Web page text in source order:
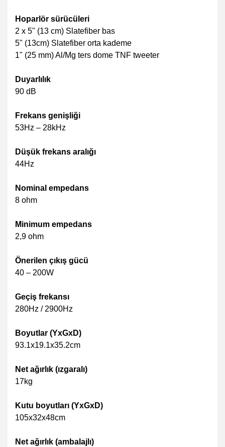
Hoparlör sürücüleri
2 x 5" (13 cm) Slatefiber bas
5" (13cm) Slatefiber orta kademe
1" (25 mm) Al/Mg ters dome TNF tweeter
Duyarlılık
90 dB
Frekans genişliği
53Hz – 28kHz
Düşük frekans aralığı
44Hz
Nominal empedans
8 ohm
Minimum empedans
2,9 ohm
Önerilen çıkış gücü
40 – 200W
Geçiş frekansı
280Hz / 2900Hz
Boyutlar (YxGxD)
93.1x19.1x35.2cm
Net ağırlık (ızgaralı)
17kg
Kutu boyutları (YxGxD)
105x32x48cm
Net ağırlık (ambalajlı)